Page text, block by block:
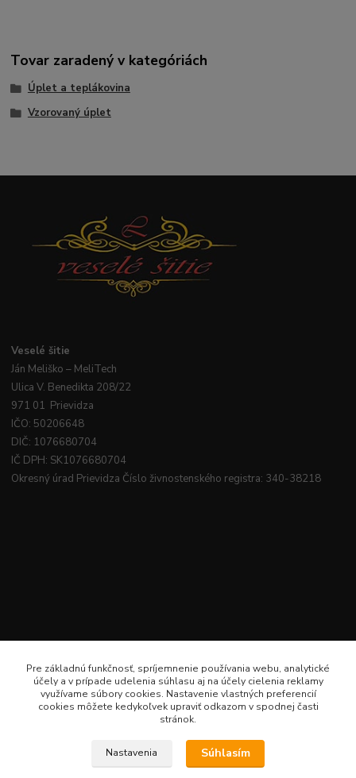
Tovar zaradený v kategóriách
Úplet a teplákovina
Vzorovaný úplet
Veselé šitie
Ján Meliško – MeliTech
Ulica V. Benedikta 208/22
971 01 Prievidza
IČO: 50206648
DIČ: 1076680704
IČ DPH: SK1076680704
Okresný úrad Prievidza Číslo živnostenského registra: 340-38218
Pre základnú funkčnosť, spríjemnenie používania webu, analytické
účely a v prípade udelenia súhlasu aj na účely cielenia reklamy
využívame súbory cookies. Nastavenie vlastných preferencií
cookies môžete kedykoľvek upraviť odkazom v spodnej časti
stránok.
Nastavenia Súhlasím